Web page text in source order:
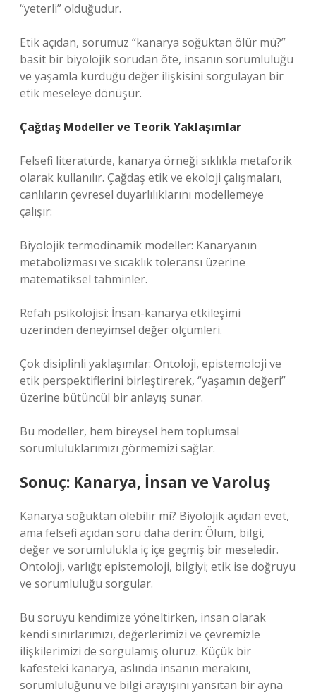
“yeterli” olduğudur.
Etik açıdan, sorumuz “kanarya soğuktan ölür mü?”
basit bir biyolojik sorudan öte, insanın sorumluluğu
ve yaşamla kurduğu değer ilişkisini sorgulayan bir
etik meseleye dönüşür.
Çağdaş Modeller ve Teorik Yaklaşımlar
Felsefi literatürde, kanarya örneği sıklıkla metaforik
olarak kullanılır. Çağdaş etik ve ekoloji çalışmaları,
canlıların çevresel duyarlılıklarını modellemeye
çalışır:
Biyolojik termodinamik modeller: Kanaryanın
metabolizması ve sıcaklık toleransı üzerine
matematiksel tahminler.
Refah psikolojisi: İnsan-kanarya etkileşimi
üzerinden deneyimsel değer ölçümleri.
Çok disiplinli yaklaşımlar: Ontoloji, epistemoloji ve
etik perspektiflerini birleştirerek, “yaşamın değeri”
üzerine bütüncül bir anlayış sunar.
Bu modeller, hem bireysel hem toplumsal
sorumluluklarımızı görmemizi sağlar.
Sonuç: Kanarya, İnsan ve Varoluş
Kanarya soğuktan ölebilir mi? Biyolojik açıdan evet,
ama felsefi açıdan soru daha derin: Ölüm, bilgi,
değer ve sorumlulukla iç içe geçmiş bir meseledir.
Ontoloji, varlığı; epistemoloji, bilgiyi; etik ise doğruyu
ve sorumluluğu sorgular.
Bu soruyu kendimize yöneltirken, insan olarak
kendi sınırlarımızı, değerlerimizi ve çevremizle
ilişkilerimizi de sorgulamış oluruz. Küçük bir
kafesteki kanarya, aslında insanın merakını,
sorumluluğunu ve bilgi arayışını yansıtan bir ayna